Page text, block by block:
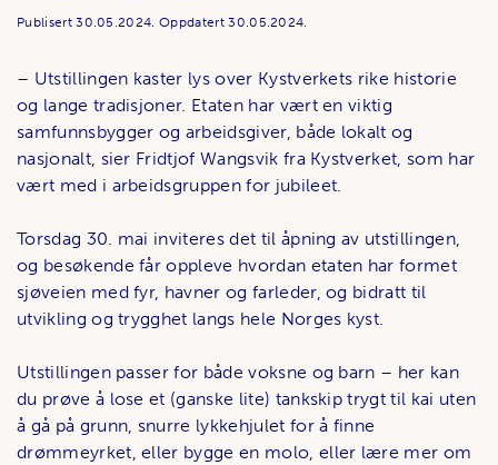
Publisert30.05.2024.Oppdatert30.05.2024.
­– Utstillingen kaster lys over Kystverkets rike historie
og lange tradisjoner. Etaten har vært en viktig
samfunnsbygger og arbeidsgiver, både lokalt og
nasjonalt, sier Fridtjof Wangsvik fra Kystverket, som har
vært med i arbeidsgruppen for jubileet.
Torsdag 30. mai inviteres det til åpning av utstillingen,
og besøkende får oppleve hvordan etaten har formet
sjøveien med fyr, havner og farleder, og bidratt til
utvikling og trygghet langs hele Norges kyst.
Utstillingen passer for både voksne og barn – her kan
du prøve å lose et (ganske lite) tankskip trygt til kai uten
å gå på grunn, snurre lykkehjulet for å finne
drømmeyrket, eller bygge en molo, eller lære mer om